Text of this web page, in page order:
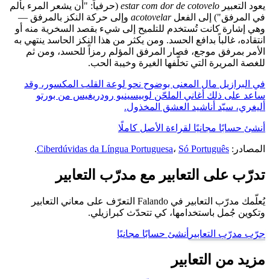
يعود التعبير estar com dor de cotovelo (حرفياً: "أن يشعر المرء بألم
في المرفق") إلى الفعلacotovelar وإلى حركة النكز بالمرفق —
وهي إشارة كانت تُستخدم للتلميح إلى شيء بقصد السخرية منه أو
انتقاده، غالباً بدافع الحسد. ومن يكثر من هذا النكز الحاسد ينتهي به
الأمر بمرفق موجع، فصار المرفق المؤلم رمزاً للحسد، ومن ثم
للغصة المريرة التي تخلّفها الغيرة وخيبة الحب.
في البرازيل مال المعنى بوضوح نحو لوعة القلب المكسور، وقد
ساعد على ذلك أغاني الملحّن لوبيسينيو رودريغيس من بورتو
أليغري، سيّد أناشيد العشق المخذول.
أنشئ حسابًا مجانيًا لقراءة الأصل كاملًا
المصادر: Ciberdúvidas da Língua Portuguesa، Só Português
.
تدرّب على التعابير مع مدرّب التعابير
يُعلّمك مدرّب التعابير في Falando التعرّف على معاني التعابير
وتكوين جُمل باستخدامها، كي تتحدّث كبرازيلي.
جرّب مدرّب التعابير أنشئ حسابًا مجانيًا
مزيد من التعابير